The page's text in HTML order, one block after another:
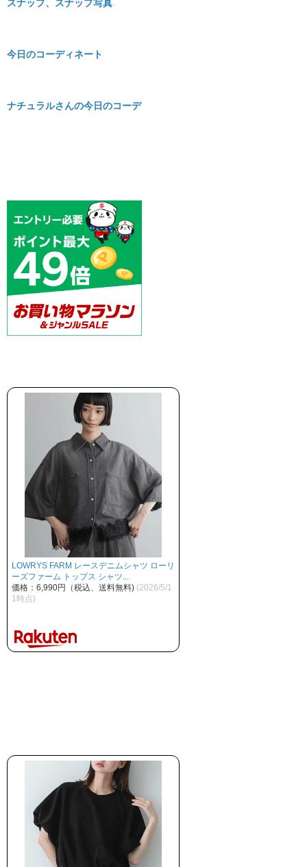
スナップ、スナップ写真
今日のコーディネート
ナチュラルさんの今日のコーデ
LOWRYS FARM レースデニムシャツ ローリ
ーズファーム トップス シャツ...
価格：6,990円（税込、送料無料) (2026/5/1
1時点)